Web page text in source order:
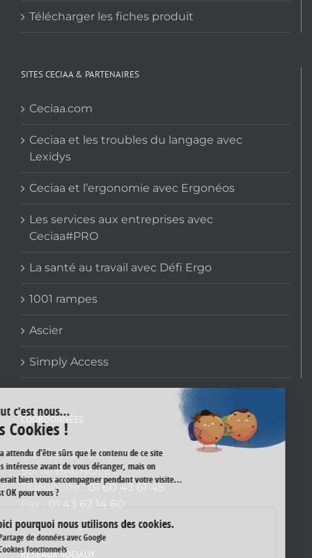
Télécharger les fiches produit
SITES CECIAA & PARTENAIRES
Ceciaa.com
Ceciaa et les troubles du langage avec
Lexidys
Ceciaa et l’ergonomie avec Ergonéos
Les services aux entreprises avec
Ceciaa#PRO
La santé au travail avec Défi Ergo
1001 rampes
Ascier
Simply Access
COORDONNÉES
159 avenue Gallieni
93170 BAGNOLET
Téléphone :01 60 43 61 45
Fax : 01 43 62 14 60
RÉSEAUX SOCIAUX